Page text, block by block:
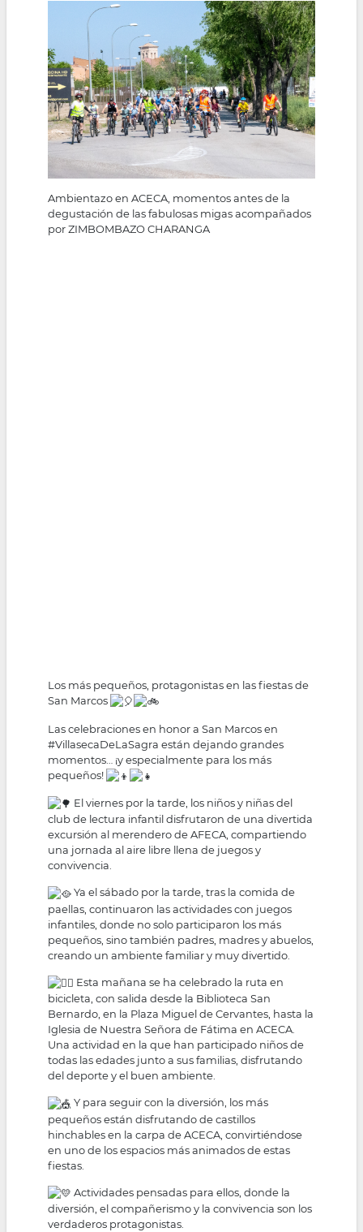
navegación
Ambientazo en ACECA, momentos antes de la
degustación de las fabulosas migas acompañados
porZIMBOMBAZO CHARANGA
Los más pequeños, protagonistas en las fiestas de
San Marcos
Las celebraciones en honor a San Marcos en
#VillasecaDeLaSagra están dejando grandes
momentos… ¡y especialmente para los más
pequeños!
El viernes por la tarde, los niños y niñas del
club de lectura infantil disfrutaron de una divertida
excursión al merendero de AFECA, compartiendo
una jornada al aire libre llena de juegos y
convivencia.
Ya el sábado por la tarde, tras la comida de
paellas, continuaron las actividades con juegos
infantiles, donde no solo participaron los más
pequeños, sino también padres, madres y abuelos,
creando un ambiente familiar y muy divertido.
Esta mañana se ha celebrado la ruta en
bicicleta, con salida desde la Biblioteca San
Bernardo, en la Plaza Miguel de Cervantes, hasta la
Iglesia de Nuestra Señora de Fátima en ACECA.
Una actividad en la que han participado niños de
todas las edades junto a sus familias, disfrutando
del deporte y el buen ambiente.
Y para seguir con la diversión, los más
pequeños están disfrutando de castillos
hinchables en la carpa de ACECA, convirtiéndose
en uno de los espacios más animados de estas
fiestas.
Actividades pensadas para ellos, donde la
diversión, el compañerismo y la convivencia son los
verdaderos protagonistas.